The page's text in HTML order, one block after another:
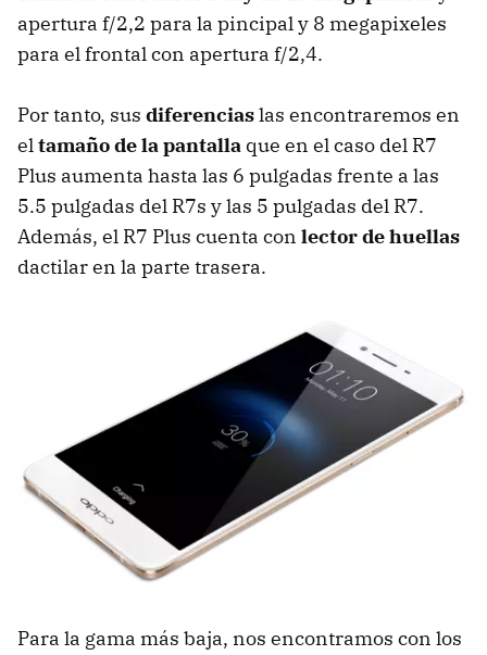
apertura f/2,2 para la pincipal y 8 megapixeles
para el frontal con apertura f/2,4.
Por tanto, sus diferenciaslas encontraremos en
el tamaño de la pantalla que en el caso del R7
Plus aumenta hasta las 6 pulgadas frente a las
5.5 pulgadas del R7s y las 5 pulgadas del R7.
Además, el R7 Plus cuenta con lector de huellas
dactilar en la parte trasera.
Para la gama más baja, nos encontramos con los